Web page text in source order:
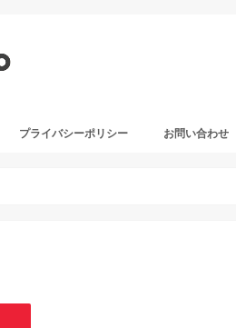
プライバシーポリシー お問い合わせ